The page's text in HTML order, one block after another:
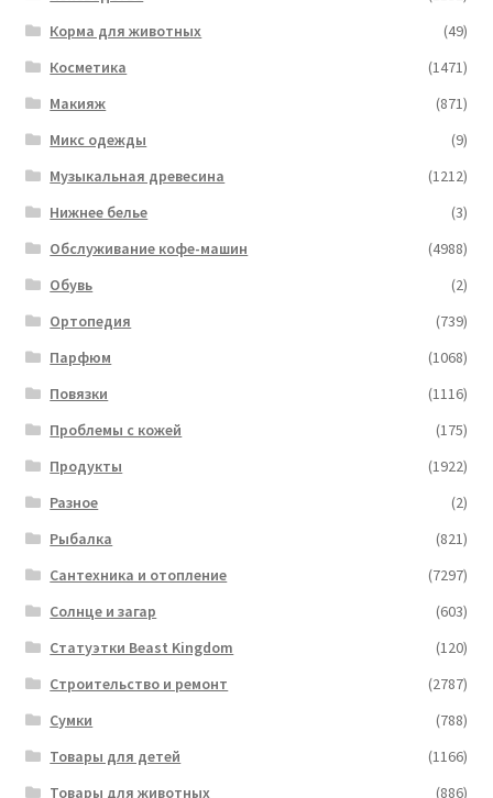
Корма для животных
(49)
Косметика
(1471)
Макияж
(871)
Микс одежды
(9)
Музыкальная древесина
(1212)
Нижнее белье
(3)
Обслуживание кофе-машин
(4988)
Обувь
(2)
Ортопедия
(739)
Парфюм
(1068)
Повязки
(1116)
Проблемы с кожей
(175)
Продукты
(1922)
Разное
(2)
Рыбалка
(821)
Сантехника и отопление
(7297)
Солнце и загар
(603)
Статуэтки Beast Kingdom
(120)
Строительство и ремонт
(2787)
Сумки
(788)
Товары для детей
(1166)
Товары для животных
(886)